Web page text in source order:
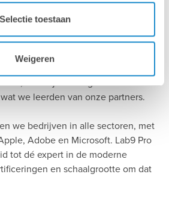
Selectie toestaan
Weigeren
Pro?
begonnen we in één specifieke
we onze expertise uit tot ver
dankzij het hergebruik van
we leerden van onze partners.
we bedrijven in alle sectoren, met
Adobe en Microsoft. Lab9 Pro
tot dé expert in de moderne
en schaalgrootte om dat